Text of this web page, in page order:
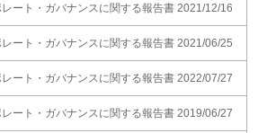
レート・ガバナンスに関する報告書 2021/12/16
レート・ガバナンスに関する報告書 2021/06/25
レート・ガバナンスに関する報告書 2022/07/27
レート・ガバナンスに関する報告書 2019/06/27